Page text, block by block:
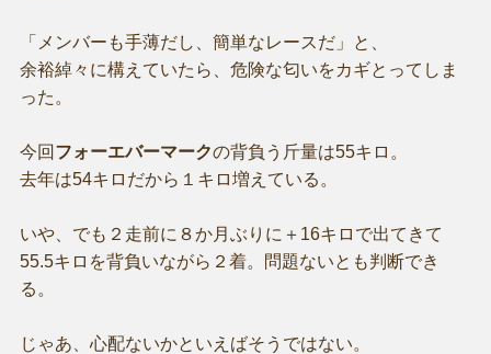
「メンバーも手薄だし、簡単なレースだ」と、
余裕綽々に構えていたら、危険な匂いをカギとってしま
った。
今回 フォーエバーマークの背負う斤量は55キロ。
去年は54キロだから１キロ増えている。
いや、でも２走前に８か月ぶりに＋16キロで出てきて
55.5キロを背負いながら２着。問題ないとも判断でき
る。
じゃあ、心配ないかといえばそうではない。